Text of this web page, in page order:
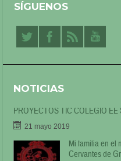
SÍGUENOS
NOTICIAS
PROYECTOS TIC COLEGIO EE
21 mayo 2019
Mi familia en el
Cervantes de